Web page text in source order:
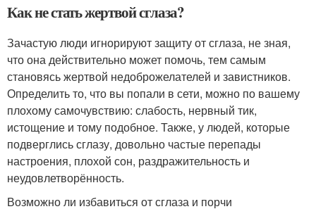
Как не стать жертвой сглаза?
Зачастую люди игнорируют защиту от сглаза, не зная,
что она действительно может помочь, тем самым
становясь жертвой недоброжелателей и завистников.
Определить то, что вы попали в сети, можно по вашему
плохому самочувствию: слабость, нервный тик,
истощение и тому подобное. Также, у людей, которые
подверглись сглазу, довольно частые перепады
настроения, плохой сон, раздражительность и
неудовлетворённость.
Возможно ли избавиться от сглаза и порчи